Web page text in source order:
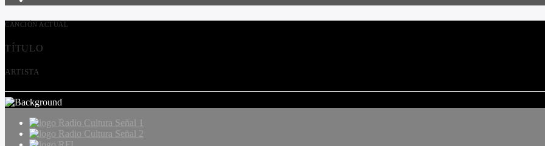
CANCIÓN ACTUAL
TÍTULO
ARTISTA
Radio Cultura Señal 1
Radio Cultura Señal 2